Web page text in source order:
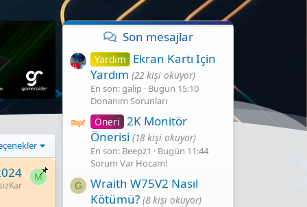
M
Son mesajlar
Yardım
Ekran Kartı Için
Yardım (22 kişi okuyor)
En son: galip Bugün 15:10
Donanım Sorunları
Öneri 2K Monitör
Önerisi (18 kişi okuyor)
En son: Beepz1
Bugün 11:44
Sorum Var Hocam!
G
Wraith W75V2 Nasıl
Kötümü? (8 kişi okuyor)